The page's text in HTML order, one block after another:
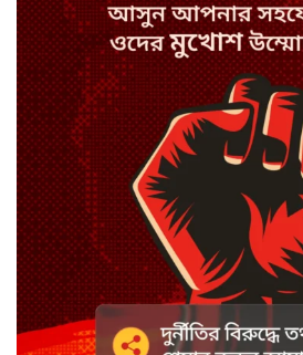
স্পিকারের
অভিযোগে
সাদা না
হাসানের ৪
বাংলাদেশ